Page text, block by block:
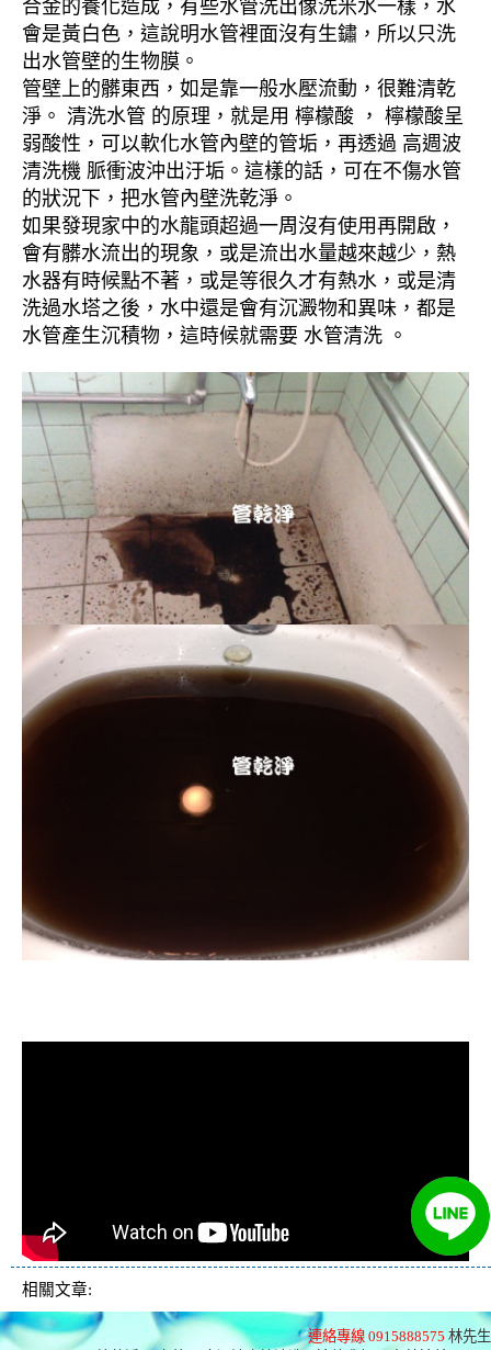
合金的養化造成，有些水管洗出像洗米水一樣，水
會是黃白色，這說明水管裡面沒有生鏽，所以只洗
出水管壁的生物膜。
管壁上的髒東西，如是靠一般水壓流動，很難清乾
淨。 清洗水管 的原理，就是用 檸檬酸 ， 檸檬酸呈
弱酸性，可以軟化水管內壁的管垢，再透過 高週波
清洗機 脈衝波沖出汙垢。這樣的話，可在不傷水管
的狀況下，把水管內壁洗乾淨。
如果發現家中的水龍頭超過一周沒有使用再開啟，
會有髒水流出的現象，或是流出水量越來越少，熱
水器有時候點不著，或是等很久才有熱水，或是清
洗過水塔之後，水中還是會有沉澱物和異味，都是
水管產生沉積物，這時候就需要 水管清洗 。
相關文章:
連絡專線 0915888575 林先生